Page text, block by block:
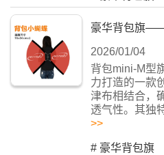
豪华背包旗
2026/01/04
背包mini-M型
力打造的一款
津布相结合，
透气性。其独
>>
# 豪华背包旗